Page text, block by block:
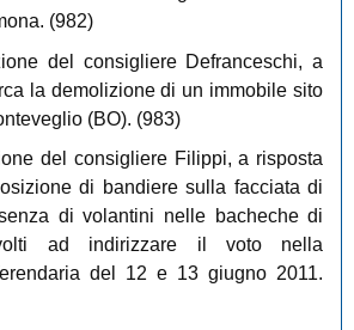
(982)
del consigliere Defranceschi, a
la demolizione di un immobile sito
(BO). (983)
del consigliere Filippi, a risposta
di bandiere sulla facciata di
di volantini nelle bacheche di
ad indirizzare il voto nella
del 12 e 13 giugno 2011.